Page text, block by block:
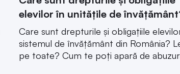
elevilor în unitățile de
Care sunt drepturile și obligațiile
sistemul de învățământ din România?
pe toate? Cum te poți apară de